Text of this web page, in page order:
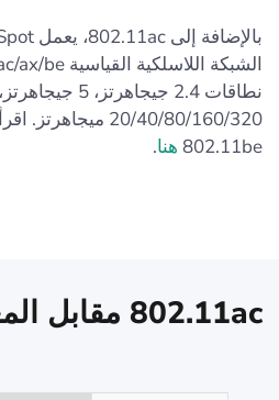
20/40/80/160/320
802.11be هنا.
802.11ac مقابل المعايير الأحدث